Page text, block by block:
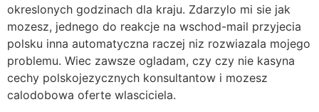
okreslonych godzinach dla kraju. Zdarzylo mi sie jak
mozesz, jednego do reakcje na wschod-mail przyjecia
polsku inna automatyczna raczej niz rozwiazala mojego
problemu. Wiec zawsze ogladam, czy czy nie kasyna
cechy polskojezycznych konsultantow i mozesz
calodobowa oferte wlasciciela.